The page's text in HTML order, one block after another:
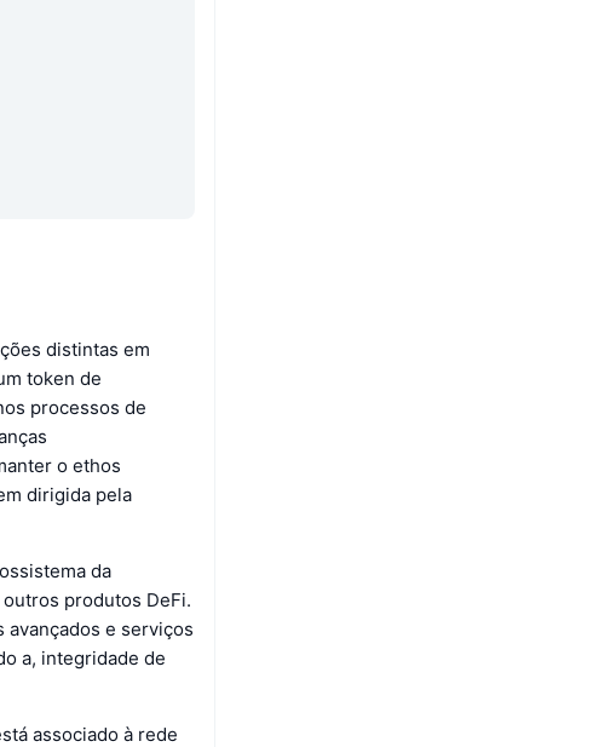
distintas em
token de
processos de
o ethos
dirigida pela
da
produtos DeFi.
avançados e serviços
a, integridade de
associado à rede